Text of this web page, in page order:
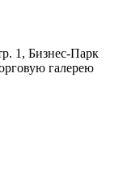
1, Бизнес-Парк
галерею